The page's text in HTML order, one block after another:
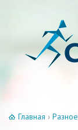
Главная › Разное